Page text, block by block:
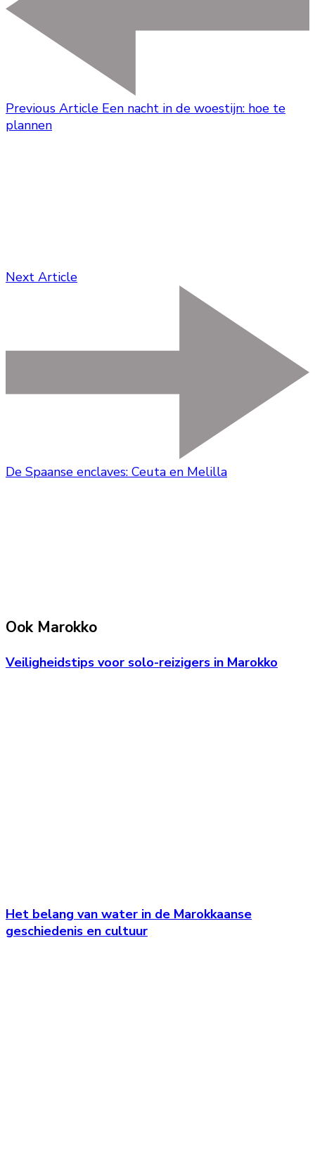
Previous Article Een nacht in de woestijn: hoe te
plannen
Next Article
De Spaanse enclaves: Ceuta en Melilla
Ook Marokko
Veiligheidstips voor solo-reizigers in Marokko
Het belang van water in de Marokkaanse
geschiedenis en cultuur